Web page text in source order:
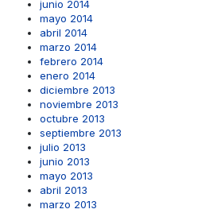
junio 2014
mayo 2014
abril 2014
marzo 2014
febrero 2014
enero 2014
diciembre 2013
noviembre 2013
octubre 2013
septiembre 2013
julio 2013
junio 2013
mayo 2013
abril 2013
marzo 2013